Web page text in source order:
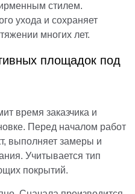
стилем.
ухода и сохраняет
многих лет.
площадок под
время заказчика и
Перед началом работ
выполняет замеры и
Учитывается тип
покрытий.